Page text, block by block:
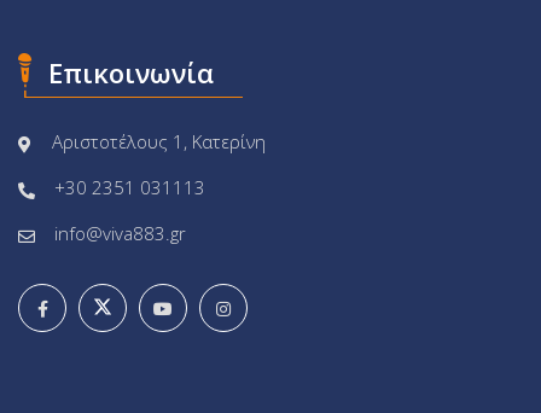
Επικοινωνία
Αριστοτέλους 1, Κατερίνη
+30 2351 031113
info@viva883.gr